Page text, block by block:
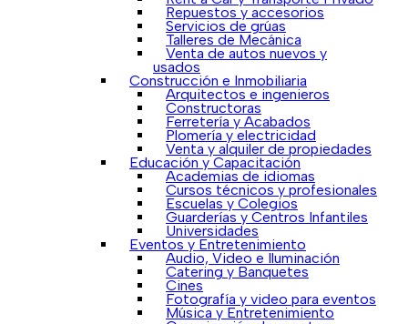
Repuestos y accesorios
Servicios de grúas
Talleres de Mecánica
Venta de autos nuevos y
usados
Construcción e Inmobiliaria
Arquitectos e ingenieros
Constructoras
Ferretería y Acabados
Plomería y electricidad
Venta y alquiler de propiedades
Educación y Capacitación
Academias de idiomas
Cursos técnicos y profesionales
Escuelas y Colegios
Guarderías y Centros Infantiles
Universidades
Eventos y Entretenimiento
Audio, Video e Iluminación
Catering y Banquetes
Cines
Fotografía y video para eventos
Música y Entretenimiento